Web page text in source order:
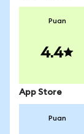
Puan
4.4
App Store
Puan